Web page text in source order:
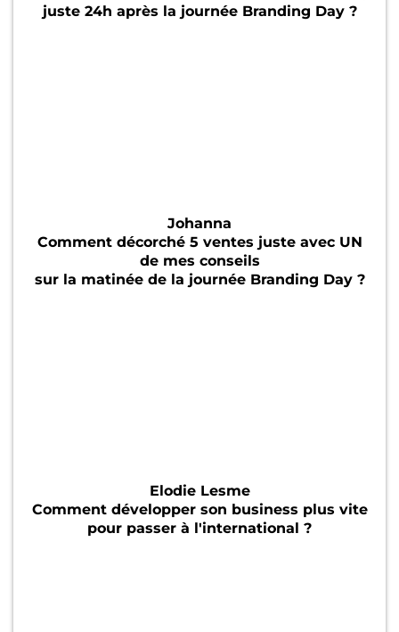
juste 24h après la journée Branding Day ?
Johanna
Comment décorché 5 ventes juste avec UN
de mes conseils
sur la matinée de la journée Branding Day ?
Elodie Lesme
Comment développer son business plus vite
pour passer à l'international ?